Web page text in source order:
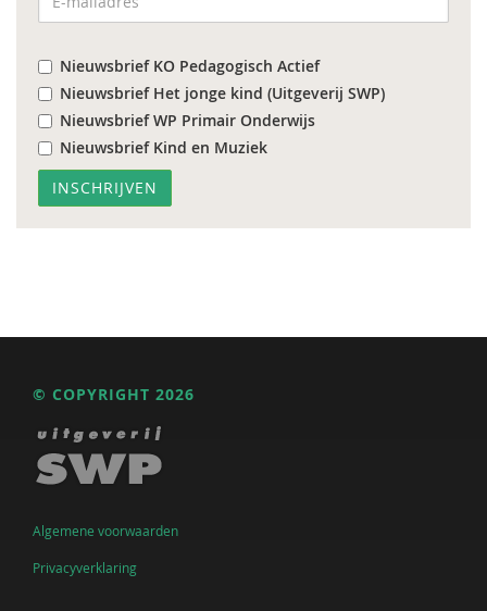
Nieuwsbrief KO Pedagogisch Actief
Nieuwsbrief Het jonge kind (Uitgeverij SWP)
Nieuwsbrief WP Primair Onderwijs
Nieuwsbrief Kind en Muziek
© COPYRIGHT 2026
Algemene voorwaarden
Privacyverklaring